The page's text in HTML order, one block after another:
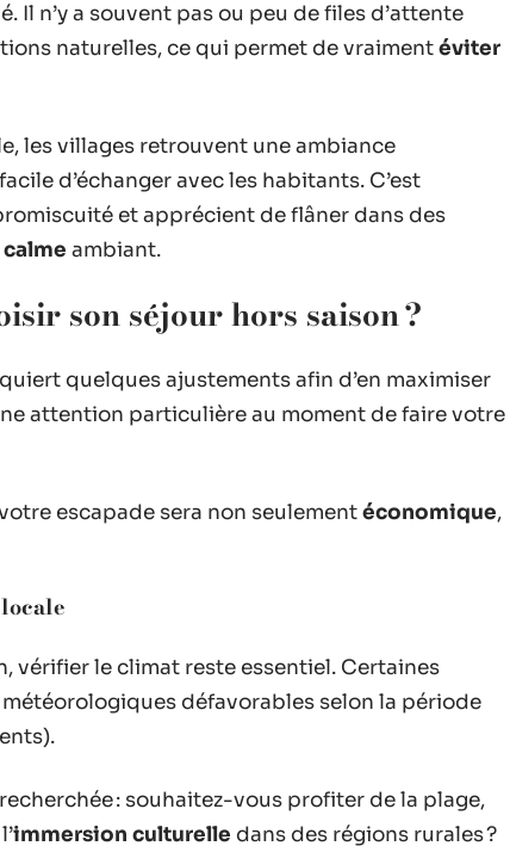
n’y a souvent pas ou peu de files d’attente
naturelles, ce qui permet de vraimentéviter
les villages retrouvent une ambiance
d’échanger avec les habitants. C’est
et apprécient de flâner dans des
calme ambiant.
son séjour hors saison ?
quelques ajustements afin d’en maximiser
attention particulière au moment de faire votre
escapade sera non seulementéconomique,
vérifier le climat reste essentiel. Certaines
défavorables selon la période
recherchée : souhaitez-vous profiter de la plage,
immersion culturelle dans des régions rurales ?